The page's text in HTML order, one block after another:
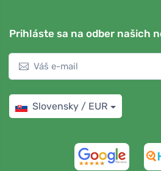
Prihláste sa na odber našich
Slovensky / EUR